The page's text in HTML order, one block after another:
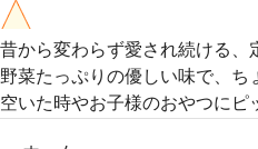
昔から変わらず愛され続ける、
野菜たっぷりの優しい味で、
空いた時やお子様のおやつにピ